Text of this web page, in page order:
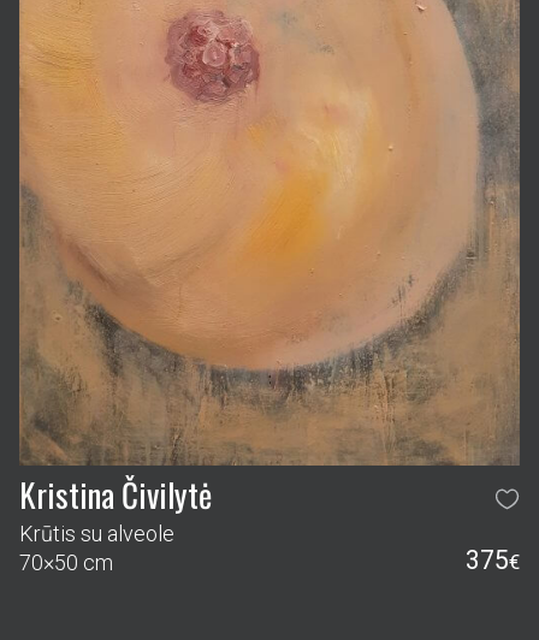
Kristina Čivilytė
Krūtis su alveole
70×50 cm
375€